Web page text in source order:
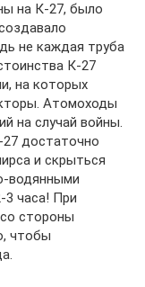
на К-27, было
не каждая труба
К-27
на которых
Атомоходы
на случай войны.
достаточно
и скрыться
водянными
3 часа! При
стороны
чтобы